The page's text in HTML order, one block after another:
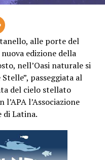
ancora una volta
con una nuova serata
presenza di
Felice Circeo. “Un
i prossimi
a unire
serate estive di San
alle porte del
edizione della
nell’Oasi naturale si
passeggiata al
del cielo stellato
l’Associazione
di Latina.